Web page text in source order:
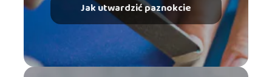
Jak utwardzić paznokcie